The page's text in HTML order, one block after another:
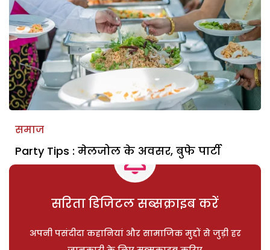
समाज
Party Tips : मेलजोल के अवसर, बुफे पार्टी
सरिता डिजिटल सब्सक्राइब करें
अपनी पसंदीदा कहानियां और सामाजिक मुद्दों से जुड़ी हर